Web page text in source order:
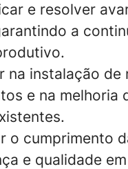
e resolver
a
na instalação de
e na melhoria
o cumprimento
e qualidade